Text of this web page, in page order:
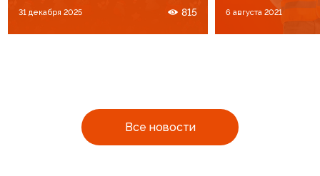
Все новости
31 декабря 2025 815 6 августа 2021